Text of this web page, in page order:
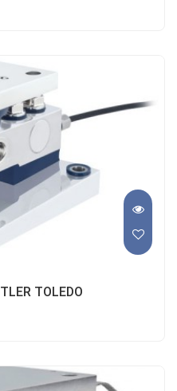
TOLEDO